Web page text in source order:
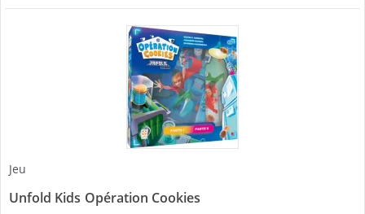
Jeu
Unfold Kids Opération Cookies